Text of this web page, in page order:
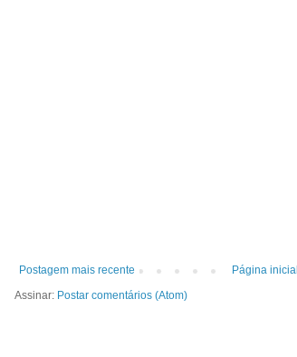
Postagem mais recente
Página inicial
Assinar: Postar comentários (Atom)